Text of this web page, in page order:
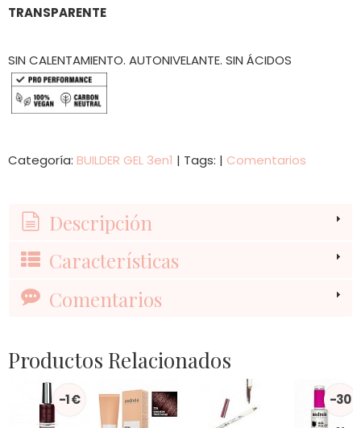
TRANSPARENTE
SIN CALENTAMIENTO. AUTONIVELANTE. SIN ÁCIDOS
Categoría: BUILDER GEL 3en1 | Tags: | Comentarios
Descripción
Características
Comentarios
Productos Relacionados
-1 €
-30